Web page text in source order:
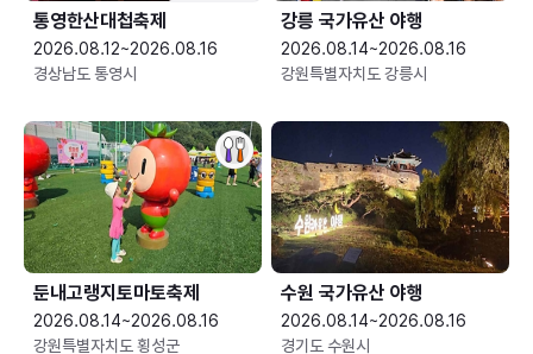
통영한산대첩축제
2026.08.12~2026.08.16
경상남도 통영시
강릉 국가유산 야행
2026.08.14~2026.08.16
강원특별자치도 강릉시
둔내고랭지토마토축제
2026.08.14~2026.08.16
강원특별자치도 횡성군
수원 국가유산 야행
2026.08.14~2026.08.16
경기도 수원시